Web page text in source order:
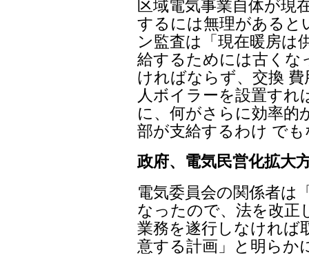
区域電気事業自体が現
するには無理があると
ン監査は「現在暖房は
給するためには古くな
ければならず、交換
人ボイラーを設置す
に、何がさらに効率的
部が支給するわけ で
政府、電気民営化拡大
電気委員会の関係者は
なったので、法を改正
業務を遂行しなければ
意する計画」と明らか